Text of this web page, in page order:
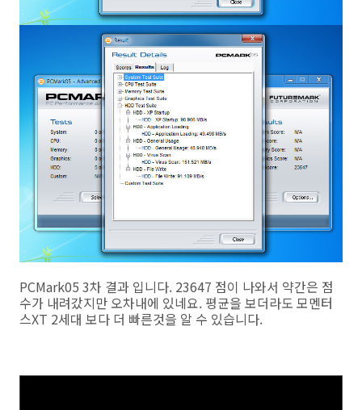
PCMark05 3차 결과 입니다. 23647 점이 나와서 약간은 점
수가 내려갔지만 오차내에 있네요. 평균을 보더라도 모멘터
스XT 2세대 보다 더 빠른것을 알 수 있습니다.